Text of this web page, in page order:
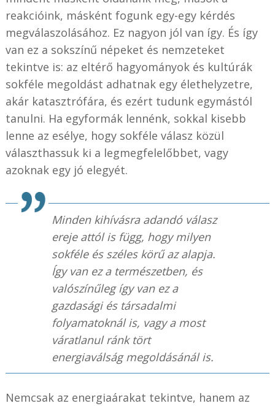
reakcióink, másként fogunk egy-egy kérdés
megválaszolásához. Ez nagyon jól van így. És így
van ez a sokszínű népeket és nemzeteket
tekintve is: az eltérő hagyományok és kultúrák
sokféle megoldást adhatnak egy élethelyzetre,
akár katasztrófára, és ezért tudunk egymástól
tanulni. Ha egyformák lennénk, sokkal kisebb
lenne az esélye, hogy sokféle válasz közül
választhassuk ki a legmegfelelőbbet, vagy
azoknak egy jó elegyét.
Minden kihívásra adandó válasz
ereje attól is függ, hogy milyen
sokféle és széles körű az alapja.
Így van ez a természetben, és
valószínűleg így van ez a
gazdasági és társadalmi
folyamatoknál is, vagy a most
váratlanul ránk tört
energiaválság megoldásánál is.
Nemcsak az energiaárakat tekintve, hanem az